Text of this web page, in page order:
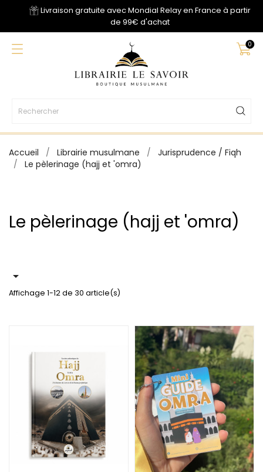
Livraison gratuite avec Mondial Relay en France à partir
de 99€ d'achat
0
Accueil Librairie musulmane
Jurisprudence / Fiqh
Le pèlerinage (hajj et 'omra)
Le pèlerinage (hajj et 'omra)

Affichage 1-12 de 30 article(s)